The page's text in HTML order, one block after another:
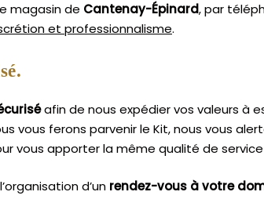
magasin de Cantenay-Épinard, par
et professionnalisme.
afin de nous expédier vos valeurs à
vous ferons parvenir le Kit, nous vous
vous apporter la même qualité de service
d’un rendez-vous à votre